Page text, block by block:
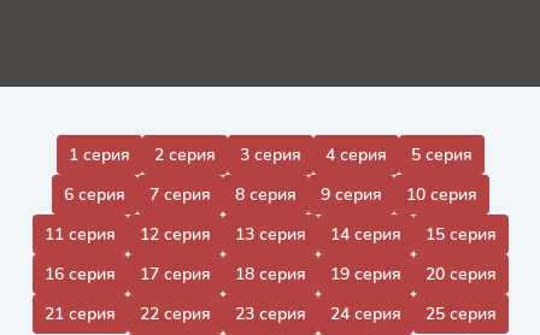
1 серия 2 серия 3 серия 4 серия
5 серия
6 серия
7 серия 8 серия 9 серия
10 серия
11 серия
12 серия 13 серия 14 серия
15 серия
16 серия
17 серия 18 серия 19 серия
20 серия
21 серия
22 серия 23 серия 24 серия
25 серия